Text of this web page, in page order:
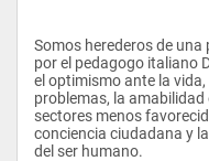
Somos herederos de
por el pedagogo italiano
el optimismo ante la
problemas, la
sectores menos
conciencia ciudadana y
del ser humano.